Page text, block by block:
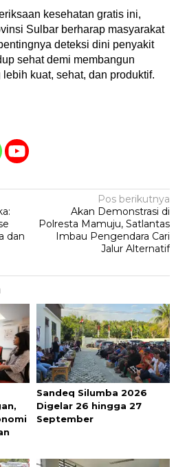
kesehatan gratis ini,
Sulbar berharap masyarakat
deteksi dini penyakit
sehat demi membangun
kuat, sehat, dan produktif.
dan
Pos berikutnya
Akan Demonstrasi di
Polresta Mamuju, Satlantas
Imbau Pengendara Cari
Jalur Alternatif
Sandeq Silumba 2026
Digelar 26 hingga 27
September